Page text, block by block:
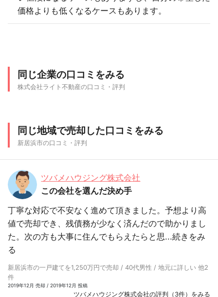
価格よりも低くなるケースもあります。
同じ企業の口コミをみる
株式会社ライト不動産の口コミ・評判
同じ地域で売却した口コミをみる
新居浜市の口コミ・評判
ツバメハウジング株式会社
この会社を選んだ決め手
丁寧な対応で不安なく進めて頂きました。予想より高
値で売却でき、残債務が少なく済んだので助かりまし
た。次の方も大事に住んでもらえたらと思...続きをみ
る
新居浜市の一戸建てを1,250万円で売却 / 40代男性 / 地元に詳しい 他2
件
2019年12月 売却 / 2019年12月 投稿
ツバメハウジング株式会社の評判（3件）をみる